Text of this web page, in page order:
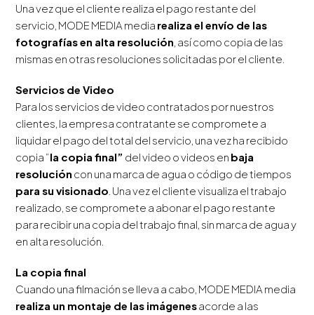
Una vez que el cliente realiza el pago restante del
servicio, MODE MEDIA media realiza el envío de las
fotografías en alta resolución, así como copia de las
mismas en otras resoluciones solicitadas por el cliente.
Servicios de Video
Para los servicios de video contratados por nuestros
clientes, la empresa contratante se compromete a
liquidar el pago del total del servicio, una vez ha recibido
copia “la copia final” del video o videos en baja
resolución con una marca de agua o código de tiempos
para su visionado. Una vez el cliente visualiza el trabajo
realizado, se compromete a abonar el pago restante
para recibir una copia del trabajo final, sin marca de agua y
en alta resolución.
La copia final
Cuando una filmación se lleva a cabo, MODE MEDIA media
realiza un montaje de las imágenesacorde a las